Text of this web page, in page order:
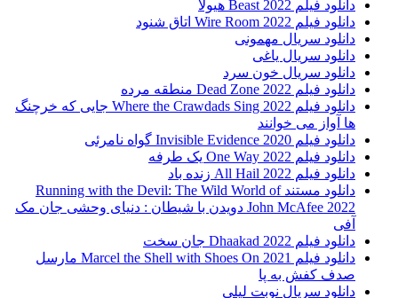
دانلود فیلم Beast 2022 هیولا
دانلود فیلم Wire Room 2022 اتاق شنود
دانلود سریال مهمونی
دانلود سریال یاغی
دانلود سریال خون سرد
دانلود فیلم 2022 Dead Zone منطقه مرده
دانلود فیلم Where the Crawdads Sing 2022 جایی که خرچنگ
ها آواز می خوانند
دانلود فیلم 2020 Invisible Evidence گواه نامرئی
دانلود فیلم One Way 2022 یک طرفه
دانلود فیلم All Hail 2022 زنده باد
دانلود مستند Running with the Devil: The Wild World of
John McAfee 2022 دویدن با شیطان : دنیای وحشی جان مک
آفی
دانلود فیلم Dhaakad 2022 جان سخت
دانلود فیلم Marcel the Shell with Shoes On 2021 مارسل
صدف کفش به پا
دانلود سریال نوبت لیلی